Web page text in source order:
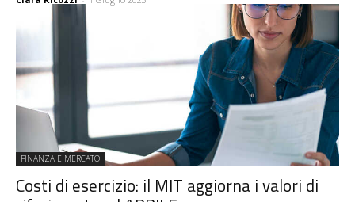
FINANZA E MERCATO
Costi di esercizio: il MIT aggiorna i valori di